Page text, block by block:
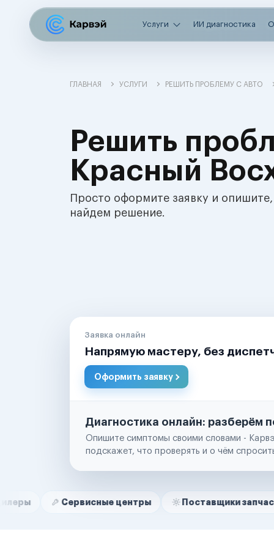
Услуги ИИ диагностика
ГЛАВНАЯ УСЛУГИ РЕШИТЬ ПРОБЛЕМУ С АВТО
Решить
Красный
Просто оформите заявку и
найдем решение.
Заявка онлайн
Напрямую мастеру, без
Оформить заявку
Диагностика онлайн: разберём
Опишите симптомы своими словами -
подскажет, что проверять и о чём
Нам доверяют
Сервисные центры Поставщики запчастей
Маркетплейсы